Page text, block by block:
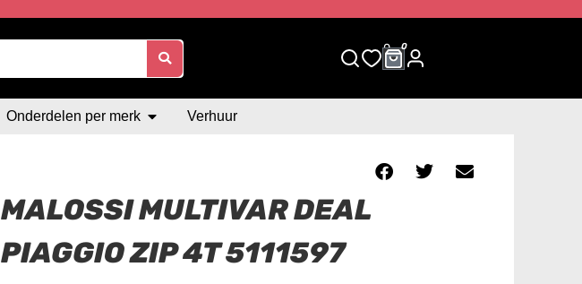
0 0
Onderdelen per merk Verhuur
MALOSSI MULTIVAR DEAL
PIAGGIO ZIP 4T 5111597